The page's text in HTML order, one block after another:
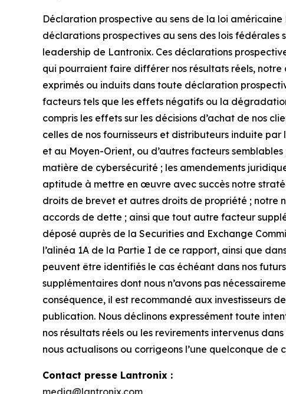
Déclaration prospective au sens de la loi
déclarations prospectives au sens des lois fédérales
leadership de Lantronix. Ces déclarations
qui pourraient faire différer nos résultats réels,
exprimés ou induits dans toute déclaration
facteurs tels que les effets négatifs ou la
compris les effets sur les décisions d’achat de nos
celles de nos fournisseurs et distributeurs induite par
et au Moyen-Orient, ou d’autres facteurs
matière de cybersécurité ; les amendements
aptitude à mettre en œuvre avec succès notre
droits de brevet et autres droits de propriété ; notre
accords de dette ; ainsi que tout autre facteur
déposé auprès de la Securities and Exchange
l’alinéa 1A de la Partie I de ce rapport, ainsi que
peuvent être identifiés le cas échéant dans nos
supplémentaires dont nous n’avons pas
conséquence, il est recommandé aux investisseurs
publication. Nous déclinons expressément toute
nos résultats réels ou les revirements intervenus
nous actualisons ou corrigeons l’une quelconque de
Contact presse Lantronix :
media@lantronix.com